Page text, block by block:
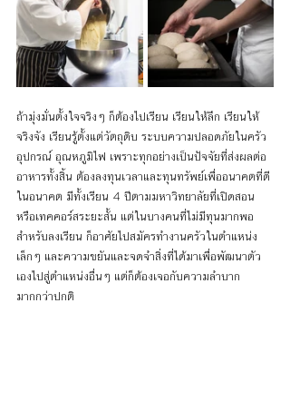
ถ้ามุ่งมั่นตั้งใจจริงๆ ก็ต้องไปเรียน เรียนให้ลึก เรียนให้
จริงจัง เรียนรู้ตั้งแต่วัตถุดิบ ระบบความปลอดภัยในครัว
อุปกรณ์ อุณหภูมิไฟ เพราะทุกอย่างเป็นปัจจัยที่ส่งผลต่อ
อาหารทั้งสิ้น ต้องลงทุนเวลาและทุนทรัพย์เพื่ออนาคตที่ดี
ในอนาคต มีทั้งเรียน 4 ปีตามมหาวิทยาลัยที่เปิดสอน
หรือเทคคอร์สระยะสั้น แต่ในบางคนที่ไม่มีทุนมากพอ
สำหรับลงเรียน ก็อาศัยไปสมัครทำงานครัวในตำแหน่ง
เล็กๆ และความขยันและจดจำสิ่งที่ได้มาเพื่อพัฒนาตัว
เองไปสู่ตำแหน่งอื่นๆ แต่ก็ต้องเจอกับความลำบาก
มากกว่าปกติ